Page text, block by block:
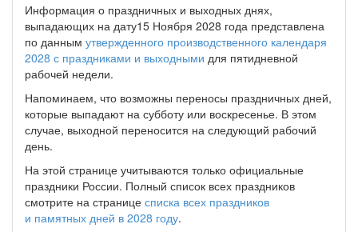
Информация о праздничных и выходных днях,
выпадающих на дату15 Ноября 2028 года представлена
по данным утвержденного производственного календаря
2028 с праздниками и выходными для пятидневной
рабочей недели.
Напоминаем, что возможны переносы праздничных дней,
которые выпадают на субботу или воскресенье. В этом
случае, выходной переносится на следующий рабочий
день.
На этой странице учитываются только официальные
праздники России. Полный список всех праздников
смотрите на странице списка всех праздников
и памятных дней в 2028 году.